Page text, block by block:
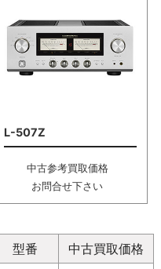
L-507Z
中古参考買取価格
お問合せ下さい
型番
中古買取価格